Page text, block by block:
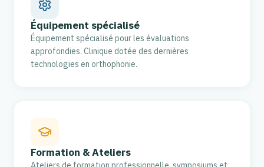
Équipement spécialisé
Équipement spécialisé pour les évaluations
approfondies. Clinique dotée des dernières
technologies en orthophonie.
Formation & Ateliers